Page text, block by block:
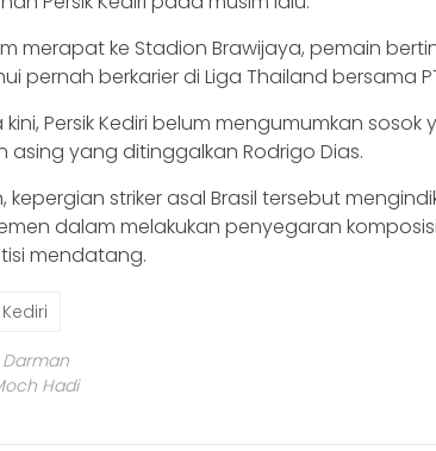
merapat ke Stadion Brawijaya, pemain
pernah berkarier di Liga Thailand bersama
kini, Persik Kediri belum mengumumkan
asing yang ditinggalkan Rodrigo Dias.
kepergian striker asal Brasil tersebut
dalam melakukan penyegaran
mendatang.
Darman
Hadi